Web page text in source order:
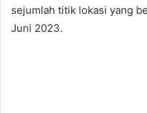
sejumlah titik lokasi yang
Juni 2023.